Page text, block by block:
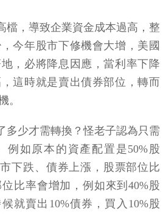
檔，導致企業資金成本過高，整
今年股市下修機會大增，美國
，必將降息因應，當利率下降
這時就是賣出債券部位，轉而
。
多少才需轉換？怪老子認為只需
例如原本的資產配置是50%股
下跌、債券上漲，股票部位比
比率會增加，例如來到40%股
就賣出10%債券，買入10%股